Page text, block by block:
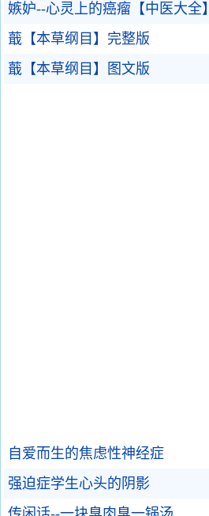
嫉妒--心灵上的癌瘤【中医大全】
蕺【本草纲目】完整版
蕺【本草纲目】图文版
自爱而生的焦虑性神经症
强迫症学生心头的阴影